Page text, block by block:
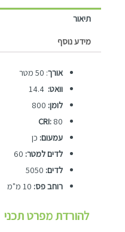
תיאור
מידע נוסף
אורך: 50 מטר
וואט:
לומן: 800
CRI: 80
עמעום: כן
לדים למטר:
לדים: 5050
רוחב פס: 10 מ"מ
להורדת מפרט תכני